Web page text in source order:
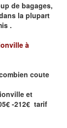
de bagages,
la plupart
.
à
coute
et
-212€ tarif